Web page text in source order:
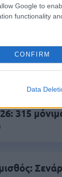
Google to
functionality
CONFIRM
Data
proson.gr
315